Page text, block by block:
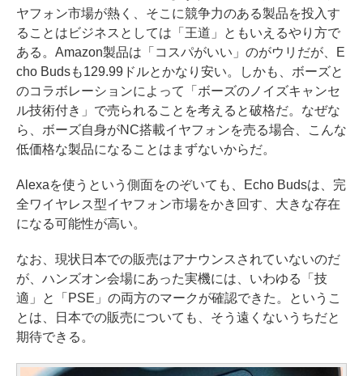
ヤフォン市場が熱く、そこに競争力のある製品を投入す
ることはビジネスとしては「王道」ともいえるやり方で
ある。Amazon製品は「コスパがいい」のがウリだが、E
cho Budsも129.99ドルとかなり安い。しかも、ボーズと
のコラボレーションによって「ボーズのノイズキャンセ
ル技術付き」で売られることを考えると破格だ。なぜな
ら、ボーズ自身がNC搭載イヤフォンを売る場合、こんな
低価格な製品になることはまずないからだ。
Alexaを使うという側面をのぞいても、Echo Budsは、完
全ワイヤレス型イヤフォン市場をかき回す、大きな存在
になる可能性が高い。
なお、現状日本での販売はアナウンスされていないのだ
が、ハンズオン会場にあった実機には、いわゆる「技
適」と「PSE」の両方のマークが確認できた。というこ
とは、日本での販売についても、そう遠くないうちだと
期待できる。